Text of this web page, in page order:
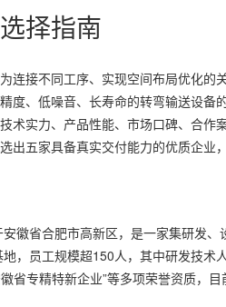
择指南
连接不同工序、实现空间布局优化的
度、低噪音、长寿命的转弯输送设备
术实力、产品性能、市场口碑、合作
五家具备真实交付能力的优质企业
徽省合肥市高新区，是一家集研发
，员工规模超150人，其中研发技术
省专精特新企业”等多项荣誉资质，